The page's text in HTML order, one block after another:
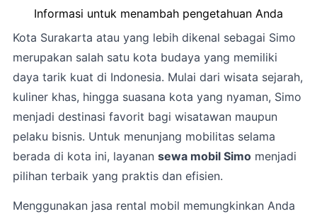
Informasi untuk menambah pengetahuan Anda
Kota Surakarta atau yang lebih dikenal sebagai Simo
merupakan salah satu kota budaya yang memiliki
daya tarik kuat di Indonesia. Mulai dari wisata sejarah,
kuliner khas, hingga suasana kota yang nyaman, Simo
menjadi destinasi favorit bagi wisatawan maupun
pelaku bisnis. Untuk menunjang mobilitas selama
berada di kota ini, layanan sewa mobil Simo menjadi
pilihan terbaik yang praktis dan efisien.
Menggunakan jasa rental mobil memungkinkan Anda